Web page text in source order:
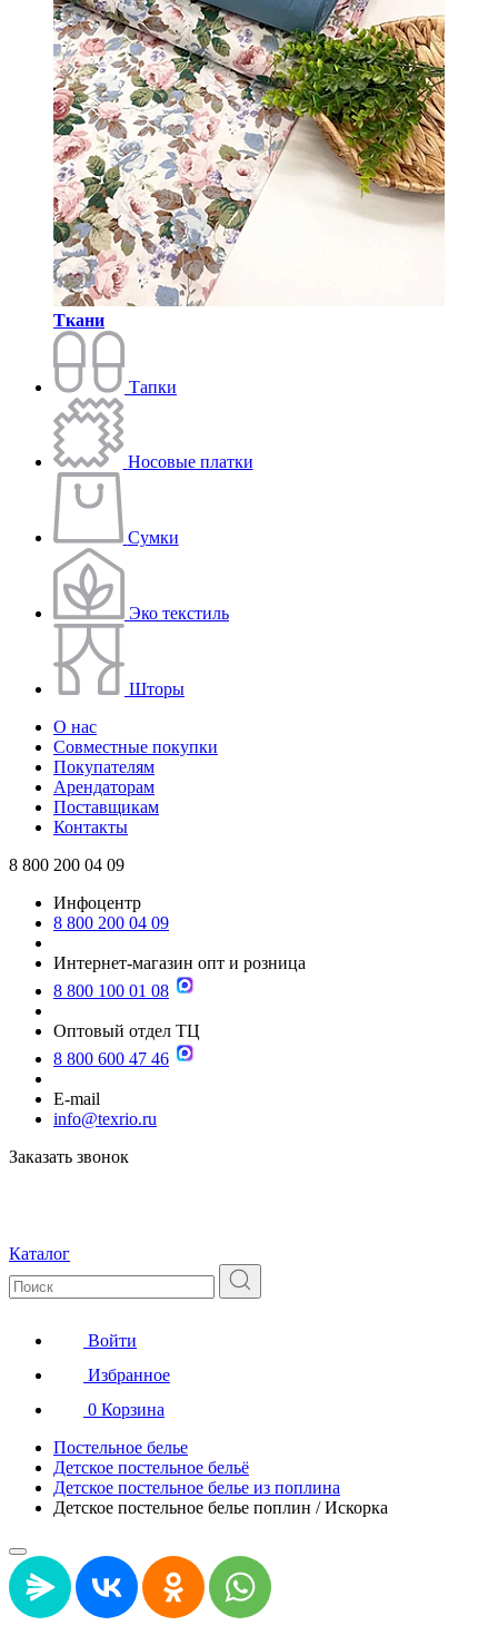
Ткани
Тапки
Носовые платки
Сумки
Эко текстиль
Шторы
О нас
Совместные покупки
Покупателям
Арендаторам
Поставщикам
Контакты
8 800 200 04 09
Инфоцентр
8 800 200 04 09
Интернет-магазин опт и розница
8 800 100 01 08
Оптовый отдел ТЦ
8 800 600 47 46
E-mail
info@texrio.ru
Заказать звонок
Каталог
Войти
Избранное
0 Корзина
Постельное белье
Детское постельное бельё
Детское постельное белье из поплина
Детское постельное белье поплин / Искорка